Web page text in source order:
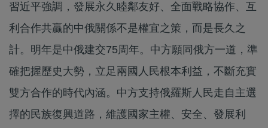
習近平強調，發展永久睦鄰友好、全面戰略協作、互
利合作共贏的中俄關係不是權宜之策，而是長久之
計。明年是中俄建交75周年。中方願同俄方一道，準
確把握歷史大勢，立足兩國人民根本利益，不斷充實
雙方合作的時代內涵。中方支持俄羅斯人民走自主選
擇的民族復興道路，維護國家主權、安全、發展利